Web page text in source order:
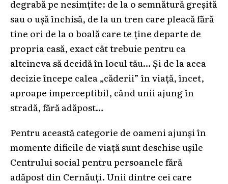
degrabă pe nesimțite: de la o semnătură greșită
sau o ușă închisă, de la un tren care pleacă fără
tine ori de la o boală care te ține departe de
propria casă, exact cât trebuie pentru ca
altcineva să decidă în locul tău… Și de la acea
decizie începe calea „căderii” în viață, încet,
aproape imperceptibil, când unii ajung în
stradă, fără adăpost…
Pentru această categorie de oameni ajunși în
momente dificile de viață sunt deschise ușile
Centrului social pentru persoanele fără
adăpost din Cernăuți. Unii dintre cei care